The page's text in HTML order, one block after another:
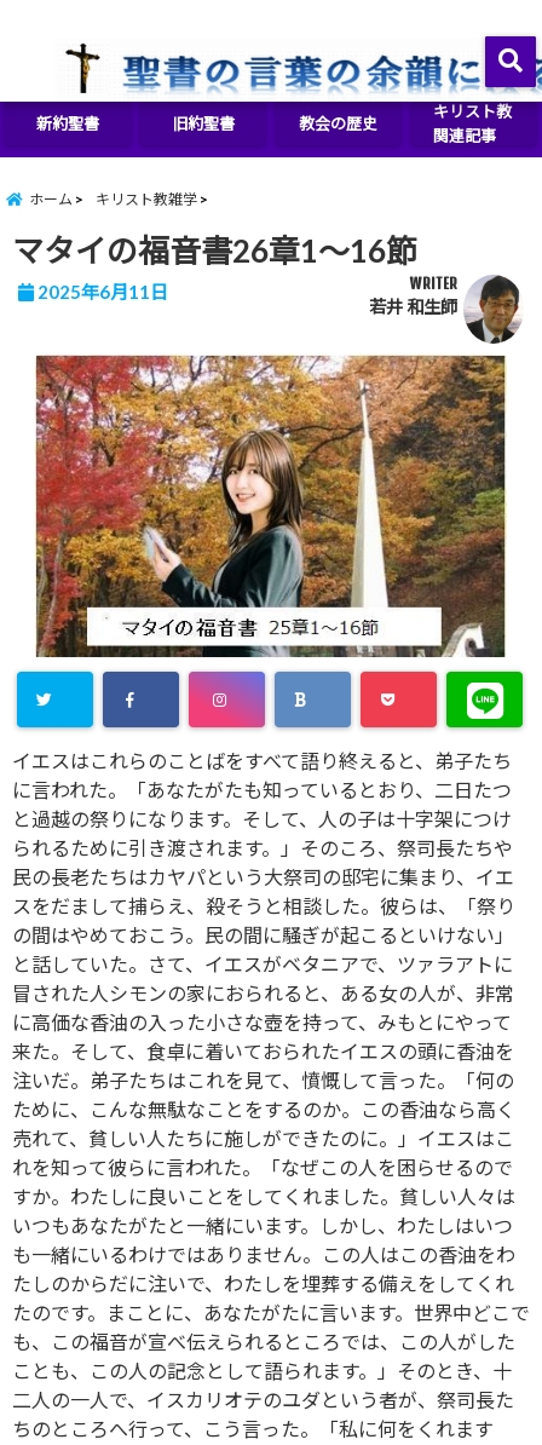
新約聖書 旧約聖書 教会の歴史
キリスト教
関連記事
ホーム キリスト教雑学
マタイの福音書26章1～16節
2025年6月11日 WRITER
若井 和生師
イエスはこれらのことばをすべて語り終えると、弟子たち
に言われた。「あなたがたも知っているとおり、二日たつ
と過越の祭りになります。そして、人の子は十字架につけ
られるために引き渡されます。」そのころ、祭司長たちや
民の長老たちはカヤパという大祭司の邸宅に集まり、イエ
スをだまして捕らえ、殺そうと相談した。彼らは、「祭り
の間はやめておこう。民の間に騒ぎが起こるといけない」
と話していた。さて、イエスがベタニアで、ツァラアトに
冒された人シモンの家におられると、ある女の人が、非常
に高価な香油の入った小さな壺を持って、みもとにやって
来た。そして、食卓に着いておられたイエスの頭に香油を
注いだ。弟子たちはこれを見て、憤慨して言った。「何の
ために、こんな無駄なことをするのか。この香油なら高く
売れて、貧しい人たちに施しができたのに。」イエスはこ
れを知って彼らに言われた。「なぜこの人を困らせるので
すか。わたしに良いことをしてくれました。貧しい人々は
いつもあなたがたと一緒にいます。しかし、わたしはいつ
も一緒にいるわけではありません。この人はこの香油をわ
たしのからだに注いで、わたしを埋葬する備えをしてくれ
たのです。まことに、あなたがたに言います。世界中どこで
も、この福音が宣べ伝えられるところでは、この人がした
ことも、この人の記念として語られます。」そのとき、十
二人の一人で、イスカリオテのユダという者が、祭司長た
ちのところへ行って、こう言った。「私に何をくれます